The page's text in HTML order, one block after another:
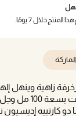
المنتج خلال 7 يومًا.
زاهية وينهل
كارتييه إديسيون